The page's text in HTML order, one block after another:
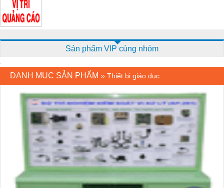
Sản phẩm VIP cùng nhóm
DANH MỤC SẢN PHẨM » Thiết bị giáo dục